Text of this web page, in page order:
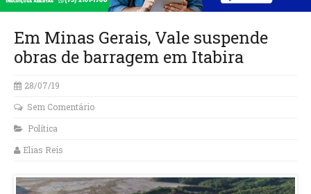
Em Minas Gerais, Vale suspende
obras de barragem em Itabira
28/07/19
Sem Comentário
Política
Elias Reis